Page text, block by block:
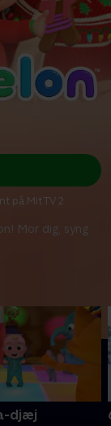
Mor dig, syng
på Mit TV 2.
djæj